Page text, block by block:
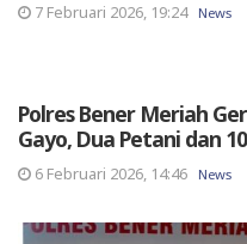
7 Februari 2026, 19:24 News
Polres Bener Meriah
Gayo, Dua Petani dan
6 Februari 2026, 14:46 News